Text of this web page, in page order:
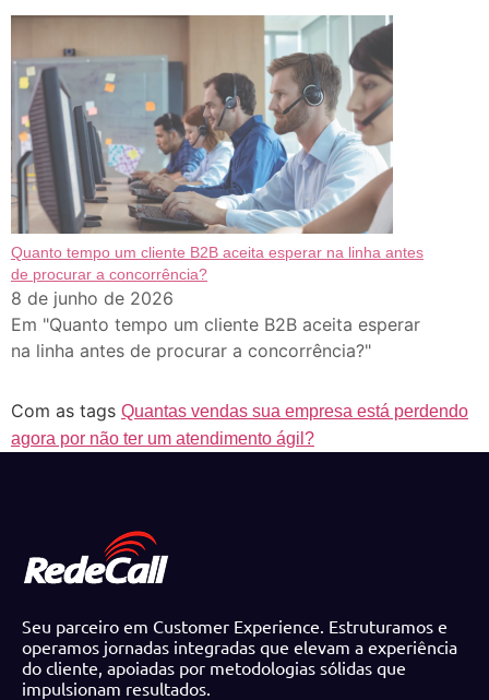
Quanto tempo um cliente B2B aceita esperar na linha antes
de procurar a concorrência?
8 de junho de 2026
Em "Quanto tempo um cliente B2B aceita esperar
na linha antes de procurar a concorrência?"
Com as tags Quantas vendas sua empresa está perdendo
agora por não ter um atendimento ágil?
Seu parceiro em Customer Experience. Estruturamos e
operamos jornadas integradas que elevam a experiência
do cliente, apoiadas por metodologias sólidas que
impulsionam resultados.